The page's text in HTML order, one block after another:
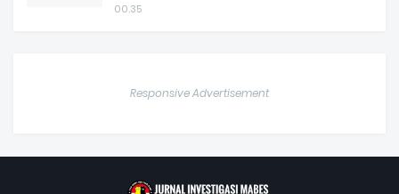
00.35
Responsive Advertisement